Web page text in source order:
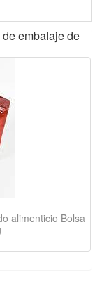
embalaje de
alimenticio Bolsa